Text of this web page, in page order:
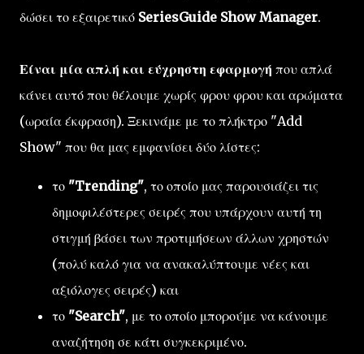
δώσει το εξαιρετικό SeriesGuide Show Manager.
Είναι μία απλή και εύχρηστη εφαρμογή που απλά
κάνει αυτό που θέλουμε χωρίς φρου φρου και αρώματα
(ωραία έκφραση). Ξεκινάμε με το πλήκτρο "Add
Show" που θα μας εμφανίσει δύο λίστες:
το "Trending", το οποίο μας παρουσιάζει τις
δημοφιλέστερες σειρές που υπάρχουν αυτή τη
στιγμή βάσει των προτιμήσεων άλλων χρηστών
(πολύ καλό για να ανακαλύπτουμε νέες και
αξιόλογες σειρές) και
το "Search", με το οποίο μπορούμε να κάνουμε
αναζήτηση σε κάτι συγκεκριμένο.